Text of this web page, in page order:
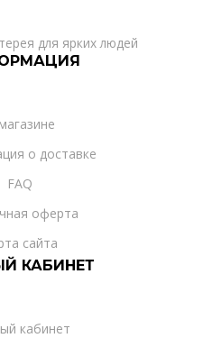
для ярких людей
о доставке
FAQ
оферта
сайта
КАБИНЕТ
кабинет